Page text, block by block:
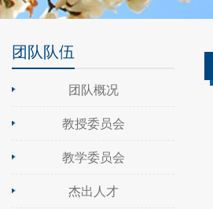
团队队伍
团队概况
教授委员会
教学委员会
杰出人才